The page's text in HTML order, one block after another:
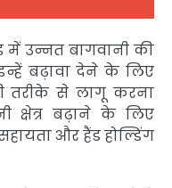
में उन्नत बागवानी की
बढ़ावा देने के लिए
तरीके से लागू करना
क्षेत्र बढ़ाने के लिए
और हैंड होल्डिंग